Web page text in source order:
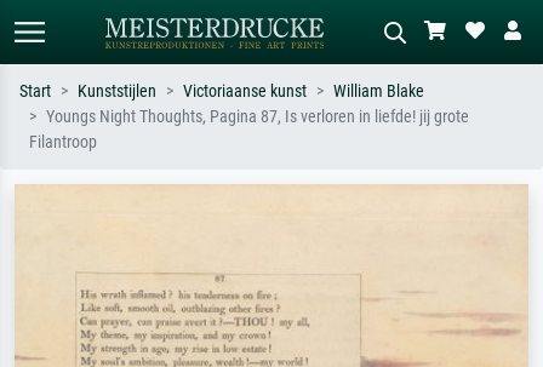
Start Kunststijlen Victoriaanse kunst
William Blake
Youngs Night Thoughts, Pagina 87, Is verloren in liefde! jij grote
Filantroop